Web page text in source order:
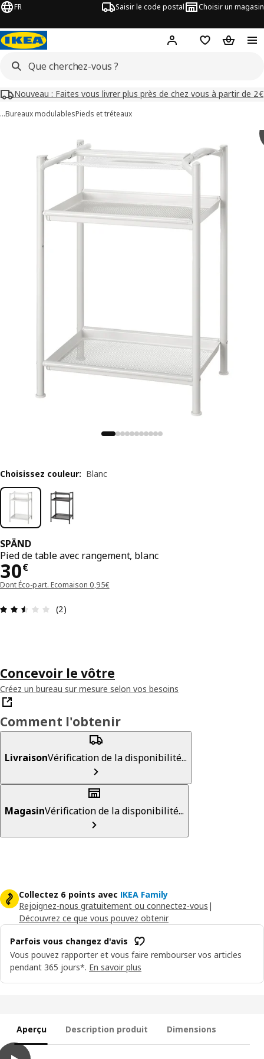
FR Saisir le code postal Choisir un magasin
Mon compteFavorisPanier
Nouveau : Faites vous livrer plus près de chez vous à partir de 2€
…Bureaux modulablesPieds et tréteaux
SPÄND
Pied de table avec rangement, blanc
30€
Prix 30€
Dont Éco-part. Ecomaison 0,95€
Avis: 2.5 sur 5 étoiles Nombre total d'avis: 2
(2)
Choisissez couleur: Blanc
Concevoir le vôtre
Créez un bureau sur mesure selon vos besoins
Comment l'obtenir
LivraisonVérification de la disponibilité...
MagasinVérification de la disponibilité...
Collectez 6 points avec IKEA Family
Rejoignez-nous gratuitement ou connectez-vous |
Découvrez ce que vous pouvez obtenir
Parfois vous changez d'avis
Vous pouvez rapporter et vous faire rembourser vos articles
pendant 365 jours*. En savoir plus
Aperçu Description produit Dimensions